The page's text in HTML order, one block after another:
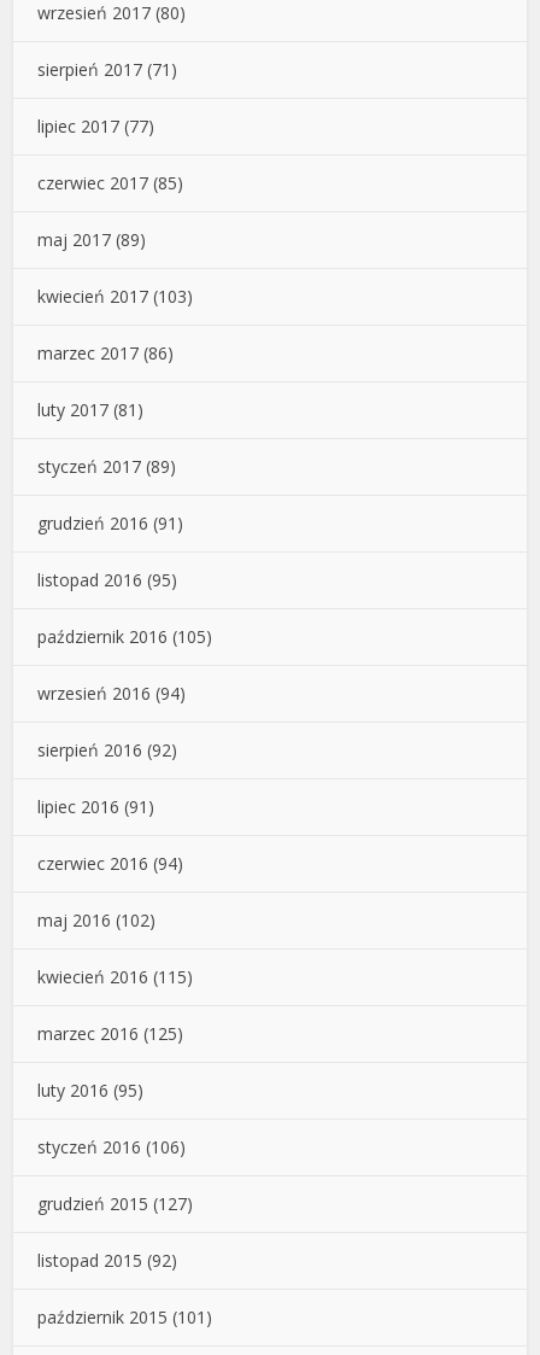
wrzesień 2017 (80)
sierpień 2017 (71)
lipiec 2017 (77)
czerwiec 2017 (85)
maj 2017 (89)
kwiecień 2017 (103)
marzec 2017 (86)
luty 2017 (81)
styczeń 2017 (89)
grudzień 2016 (91)
listopad 2016 (95)
październik 2016 (105)
wrzesień 2016 (94)
sierpień 2016 (92)
lipiec 2016 (91)
czerwiec 2016 (94)
maj 2016 (102)
kwiecień 2016 (115)
marzec 2016 (125)
luty 2016 (95)
styczeń 2016 (106)
grudzień 2015 (127)
listopad 2015 (92)
październik 2015 (101)